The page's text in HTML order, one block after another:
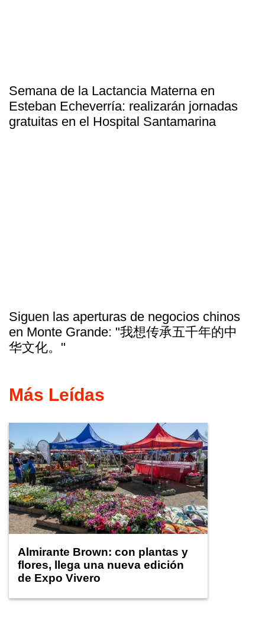
Semana de la Lactancia Materna en
Esteban Echeverría: realizarán jornadas
gratuitas en el Hospital Santamarina
Siguen las aperturas de negocios chinos
en Monte Grande: "我想传承五千年的中
华文化。"
Más Leídas
Almirante Brown: con plantas y
flores, llega una nueva edición
de Expo Vivero